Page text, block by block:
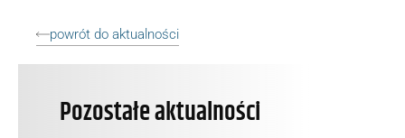
Pozostałe aktualności
powrót do aktualności